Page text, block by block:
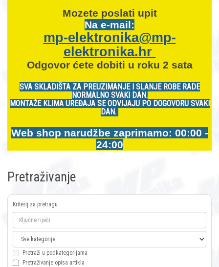
Mozete poslati upit
Na e-mail:
mp-elektronika@mp-
elektronika.hr
Odgovor ćete dobiti u roku 2 sata
SVA SKLADIŠTA ZA PREUZIMANJE I SLANJE ROBE RADE
NORMALNO SVAKI DAN.
MONTAŽE KLIMA UREĐAJA SE ODVIJAJU PO DOGOVORU SVAKI
DAN.
Web shop narudžbe zaprimamo: 00:00 -
24:00
Pretraživanje
Kriterij za pretragu
Pretraži u podkategorijama
Pretraživanje opisa artikla